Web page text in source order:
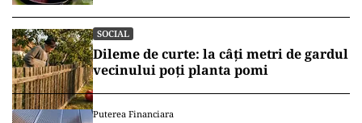
SOCIAL
Dileme de curte: la câți metri de gardul
vecinului poți planta pomi
Puterea Financiara